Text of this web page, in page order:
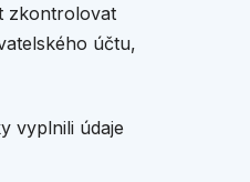
zkontrolovat
účtu,
vyplnili údaje